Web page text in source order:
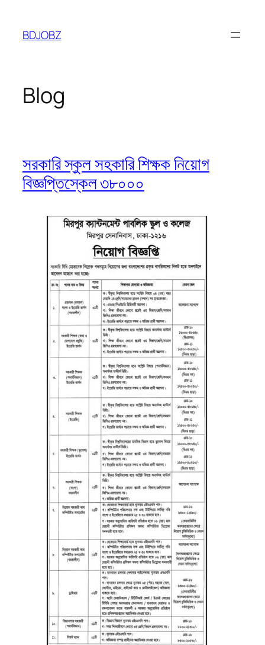
content
BDJOBZ
Blog
সরকারি স্কুল সহকারি শিক্ষক নিয়োগ
বিজ্ঞপ্তিস্কেল ৩৮০০০